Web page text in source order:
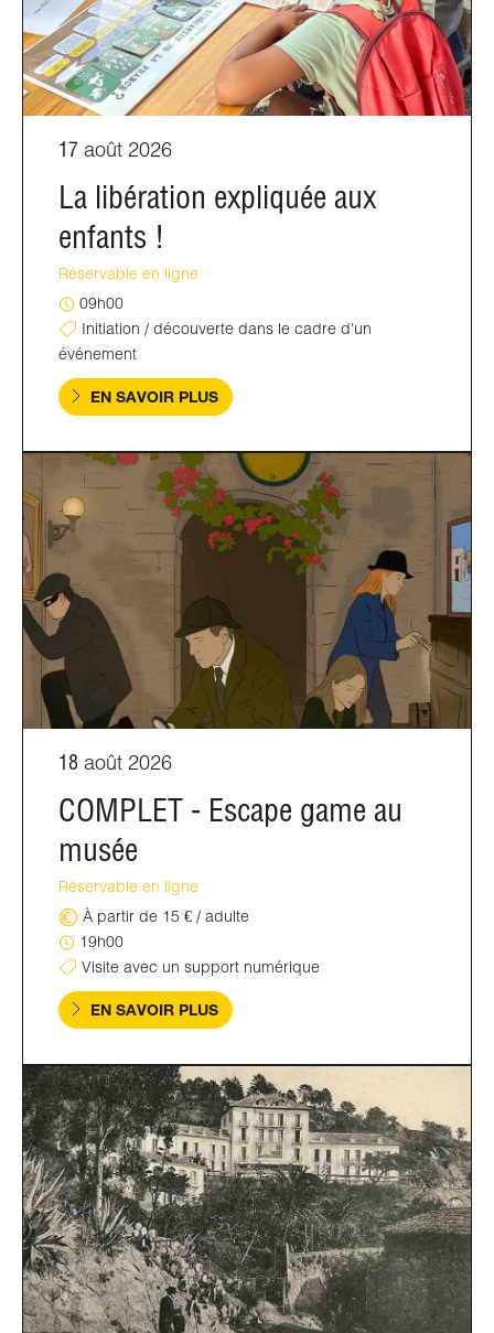
17 août 2026
La libération expliquée aux
enfants !
Réservable en ligne
09h00
Initiation / découverte dans le cadre d'un
événement
EN SAVOIR PLUS
18 août 2026
COMPLET - Escape game au
musée
Réservable en ligne
À partir de 15 € / adulte
19h00
Visite avec un support numérique
EN SAVOIR PLUS